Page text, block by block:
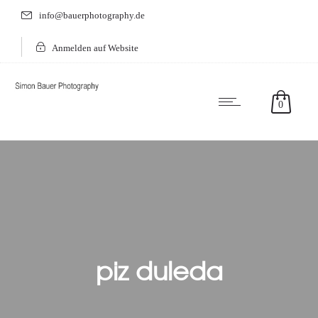
info@bauerphotography.de
Anmelden auf Website
0
piz duleda